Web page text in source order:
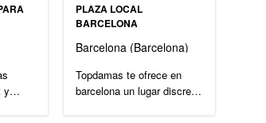
y
PLAZA LOCAL
BARCELONA
Barcelona (Barcelona)
Topdamas te ofrece en
barcelona un lugar discreto,